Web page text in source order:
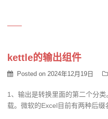
kettle的输出组件
Posted on 2024年12月19日
1、输出是转换里面的第二个分
载。微软的Excel目前有两种后